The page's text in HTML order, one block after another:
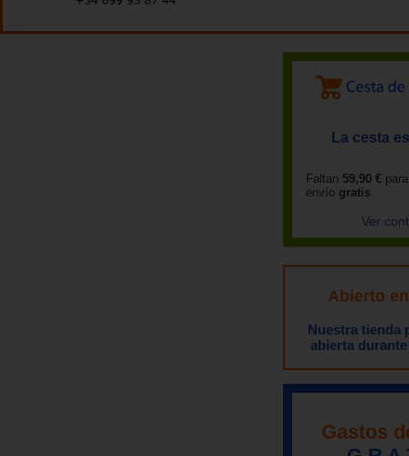
La cesta
Faltan 59,90 €
envío gratis
Ver
Abierto
Nuestra tienda
abierta
Gastos